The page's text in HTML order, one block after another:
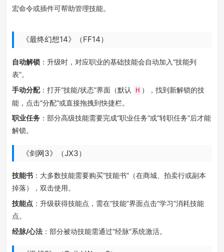
宏命令或插件可帮助管理技能。
《最终幻想14》（FF14）
自动解锁 ：升级时，对应职业的基础技能会自动加入“技能列
表”。
手动分配：打开“技能/状态”界面（默认 H ），找到新解锁的技
能，点击“分配”或直接拖拽到快捷栏。
职业任务 ：部分高级技能需要完成“职业任务”或“转职任务”后才能
解锁。
《剑网3》（JX3）
技能书 ：大多数技能需要购买“技能书”（在商城、拍卖行或副本
掉落），双击使用。
技能点 ：升级获得技能点，需在“技能”界面点击“学习”消耗技能
点。
经脉/心法 ：部分被动技能需通过“经脉”系统激活。